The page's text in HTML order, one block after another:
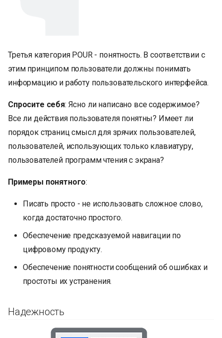
Третья категория POUR - понятность. В соответствии с
этим принципом пользователи должны понимать
информацию и работу пользовательского интерфейса.
Спросите себя: Ясно ли написано все содержимое?
Все ли действия пользователя понятны? Имеет ли
порядок страниц смысл для зрячих пользователей,
пользователей, использующих только клавиатуру,
пользователей программ чтения с экрана?
Примеры понятного:
Писать просто - не использовать сложное слово,
когда достаточно простого.
Обеспечение предсказуемой навигации по
цифровому продукту.
Обеспечение понятности сообщений об ошибках и
простоты их устранения.
Надежность